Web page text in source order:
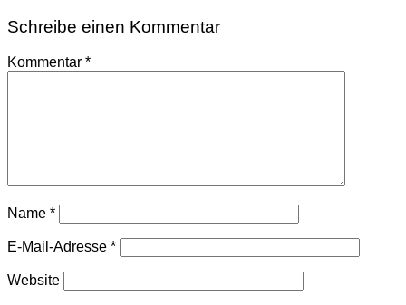
Schreibe einen Kommentar
Kommentar *
Name *
E-Mail-Adresse *
Website